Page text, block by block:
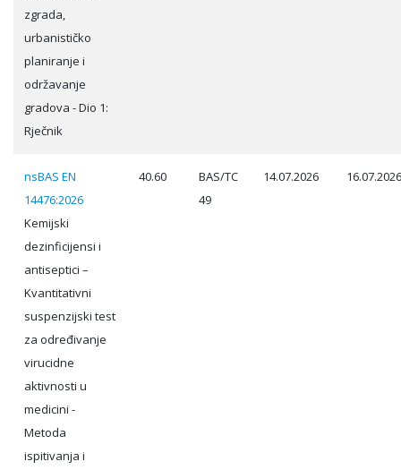
zgrada,
urbanističko
planiranje i
održavanje
gradova - Dio 1:
Rječnik
nsBAS EN
14476:2026
Kemijski
dezinficijensi i
antiseptici –
Kvantitativni
suspenzijski test
za određivanje
virucidne
aktivnosti u
medicini -
Metoda
ispitivanja i
40.60
BAS/TC
49
14.07.2026 16.07.2026